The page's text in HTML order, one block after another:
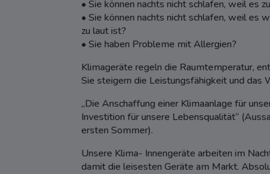
• Sie können nachts nicht schlafen, weil es
• Sie können nachts nicht schlafen, weil es
zu laut ist?
• Sie haben Probleme mit Allergien?
Klimageräte regeln die Raumtemperatur,
Sie steigern die Leistungsfähigkeit und das
„Die Anschaffung einer Klimaanlage für
Investition für unsere Lebensqualität“
ersten Sommer).
Unsere Klima- Innengeräte arbeiten im
damit die leisesten Geräte am Markt.